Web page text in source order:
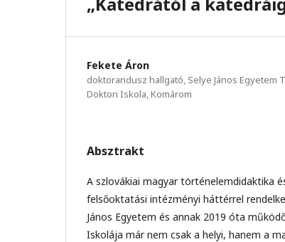
Fekete Áron
doktorandusz hallgató, Selye János Egyetem
Doktori Iskola, Komárom
Absztrakt
A szlovákiai magyar történelemdidaktika
felsőoktatási intézményi háttérrel
János Egyetem és annak 2019 óta
Iskolája már nem csak a helyi, hanem a